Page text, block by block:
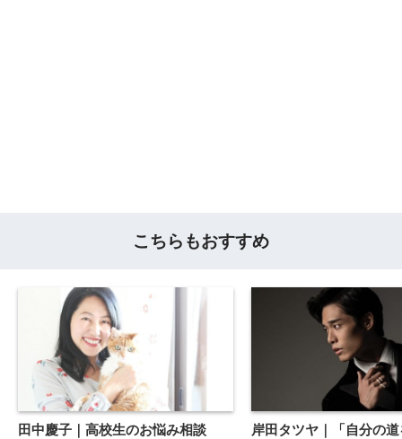
こちらもおすすめ
田中慶子｜高校生のお悩み相談
岸田タツヤ｜「自分の